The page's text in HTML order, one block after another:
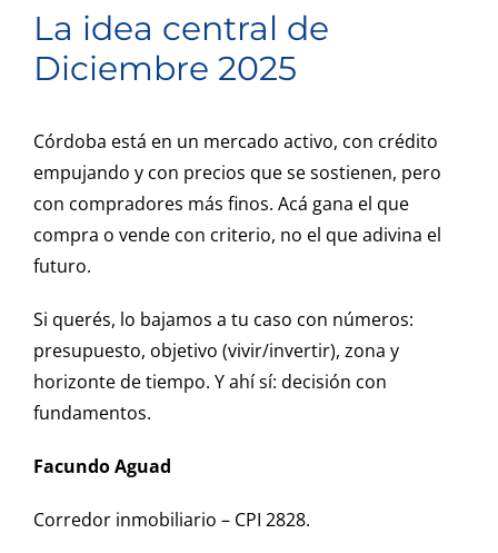
La idea central de
Diciembre 2025
Córdoba está en un mercado activo, con crédito
empujando y con precios que se sostienen, pero
con compradores más finos. Acá gana el que
compra o vende con criterio, no el que adivina el
futuro.
Si querés, lo bajamos a tu caso con números:
presupuesto, objetivo (vivir/invertir), zona y
horizonte de tiempo. Y ahí sí: decisión con
fundamentos.
Facundo Aguad
Corredor inmobiliario – CPI 2828.